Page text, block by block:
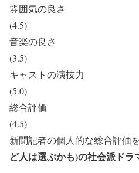
雰囲気の良さ
(4.5)
音楽の良さ
(3.5)
キャストの演技力
(5.0)
総合評価
(4.5)
新聞記者の個人的な総合評価
ど人は選ぶかも)の社会派ドラ